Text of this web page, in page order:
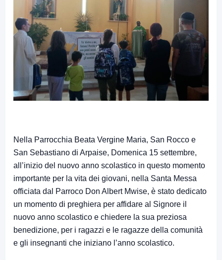
Nella Parrocchia Beata Vergine Maria, San Rocco e
San Sebastiano di Arpaise, Domenica 15 settembre,
all’inizio del nuovo anno scolastico in questo momento
importante per la vita dei giovani, nella Santa Messa
officiata dal Parroco Don Albert Mwise, è stato dedicato
un momento di preghiera per affidare al Signore il
nuovo anno scolastico e chiedere la sua preziosa
benedizione, per i ragazzi e le ragazze della comunità
e gli insegnanti che iniziano l’anno scolastico.